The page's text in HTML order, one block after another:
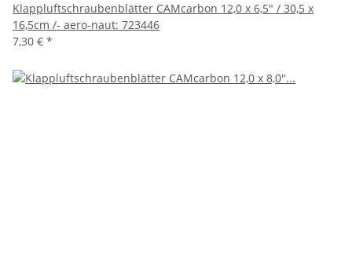
Klappluftschraubenblätter CAMcarbon 12,0 x 6,5" / 30,5 x
16,5cm /- aero-naut: 723446
7,30 € *